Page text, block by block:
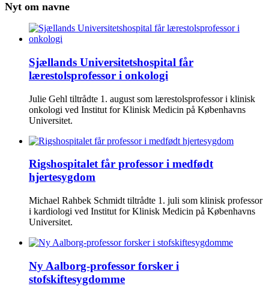
Nyt om navne
Sjællands Universitetshospital får
lærestolsprofessor i onkologi
Julie Gehl tiltrådte 1. august som lærestolsprofessor i klinisk
onkologi ved Institut for Klinisk Medicin på Københavns
Universitet.
Rigshospitalet får professor i medfødt
hjertesygdom
Michael Rahbek Schmidt tiltrådte 1. juli som klinisk professor
i kardiologi ved Institut for Klinisk Medicin på Københavns
Universitet.
Ny Aalborg-professor forsker i
stofskiftesygdomme